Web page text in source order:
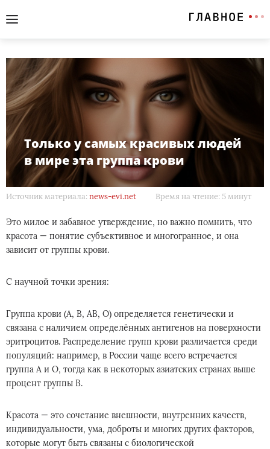
Только у самых красивых людей
в мире эта группа крови
Источник материала: news-evi.net Время на чтение: 5 минут
Это милое и забавное утверждение, но важно помнить, что
красота — понятие субъективное и многогранное, и она
зависит от группы крови.
С научной точки зрения:
Группа крови (A, B, AB, O) определяется генетически и
связана с наличием определённых антигенов на поверхности
эритроцитов. Распределение групп крови различается среди
популяций: например, в России чаще всего встречается
группа A и O, тогда как в некоторых азиатских странах выше
процент группы B.
Красота — это сочетание внешности, внутренних качеств,
индивидуальности, ума, доброты и многих других факторов,
которые могут быть связаны с биологической